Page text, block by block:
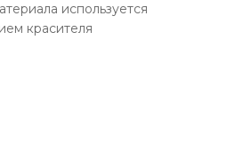
используется
красителя